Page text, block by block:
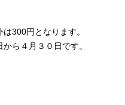
300円となります。
ら４月３０日です。